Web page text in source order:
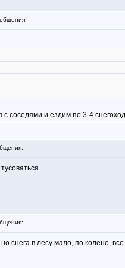
соседями и ездим по 3-4
снега в лесу мало, по колено,